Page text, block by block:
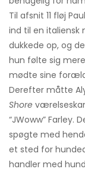
Til afsnit 11 fløj
ind til en italiensk
dukkede op, og
hun følte sig
mødte sine
Derefter måtte
Shore
“JWoww” Farley.
spøgte med
et sted for
handler med